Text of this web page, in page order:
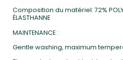
Composition du matériel: 72%
ÉLASTHANNE
MAINTENANCE :
Gentle washing, maximum